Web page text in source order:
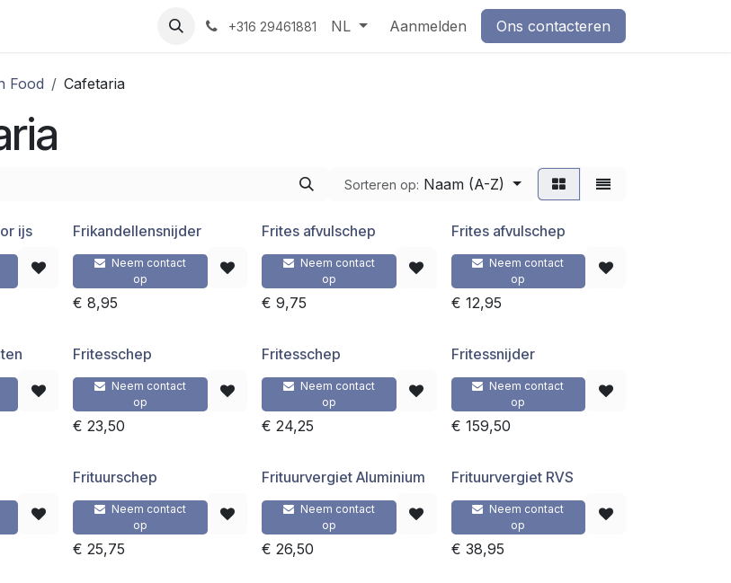
Contact +316 29461881 NL Aanmelden Ons contacteren
Food Cafetaria
Sorteren op: Naam (A-Z)
ijs Frikandellensnijder
Neem contact
op
€8,95
Frites afvulschep
Neem contact
op
€9,75
Frites afvulschep
Neem contact
op
€ 12,95
Fritesschep
Neem contact
op
€23,50
Fritesschep
Neem contact
op
€24,25
Fritessnijder
Neem contact
op
€ 159,50
Frituurschep
Neem contact
op
€25,75
Frituurvergiet Aluminium
Neem contact
op
€26,50
Frituurvergiet RVS
Neem contact
op
€ 38,95